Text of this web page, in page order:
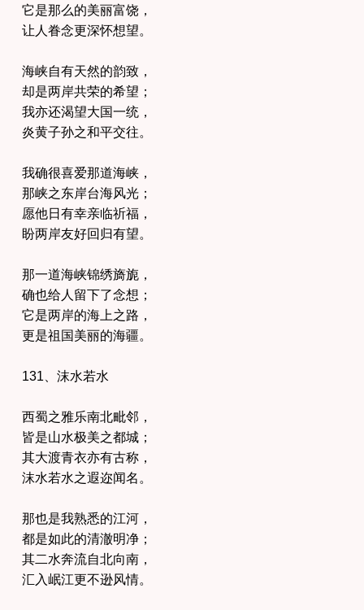
它是那么的美丽富饶，
让人眷念更深怀想望。
海峡自有天然的韵致，
却是两岸共荣的希望；
我亦还渴望大国一统，
炎黄子孙之和平交往。
我确很喜爱那道海峡，
那峡之东岸台海风光；
愿他日有幸亲临祈福，
盼两岸友好回归有望。
那一道海峡锦绣旖旎，
确也给人留下了念想；
它是两岸的海上之路，
更是祖国美丽的海疆。
131、沫水若水
西蜀之雅乐南北毗邻，
皆是山水极美之都城；
其大渡青衣亦有古称，
沫水若水之遐迩闻名。
那也是我熟悉的江河，
都是如此的清澈明净；
其二水奔流自北向南，
汇入岷江更不逊风情。